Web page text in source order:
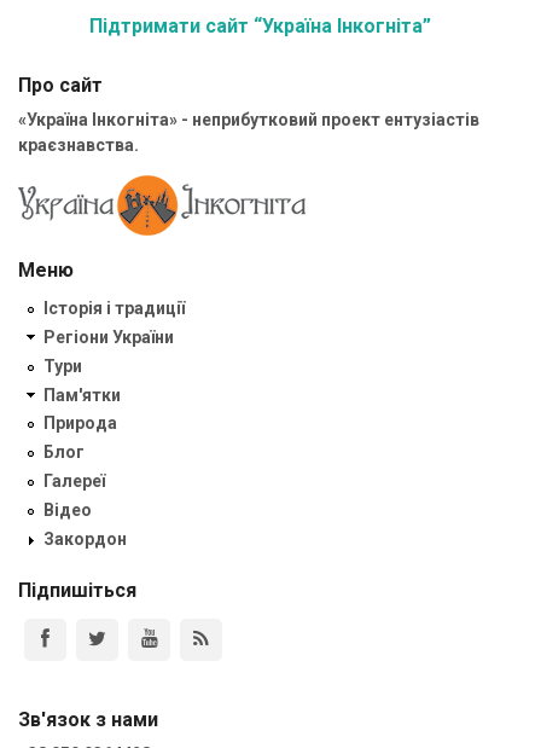
Підтримати сайт “Україна Інкогніта”
Про сайт
«Україна Інкогніта» - неприбутковий проект ентузіастів
краєзнавства.
Меню
Історія і традиції
Регіони України
Тури
Пам'ятки
Природа
Блог
Галереї
Відео
Закордон
Підпишіться
Зв'язок з нами